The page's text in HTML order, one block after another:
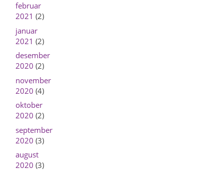
februar
2021 (2)
januar
2021 (2)
desember
2020 (2)
november
2020 (4)
oktober
2020 (2)
september
2020 (3)
august
2020 (3)